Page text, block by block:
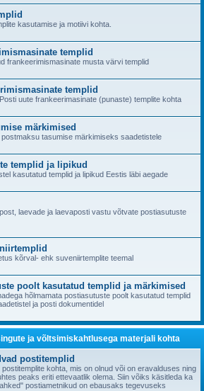
kasutamise ja motiivi kohta.
templid
frankeerimismasinate musta värvi templid
templid
uute frankeerimasinate (punaste) templite kohta
märkimised
tasumise märkimiseks saadetistele
templid ja lipikud
kasutatud templid ja lipikud Eestis läbi aegade
laevade ja laevaposti vastu võtvate postiasutuste
kõrval- ehk suveniirtemplite teemal
poolt kasutatud templid ja märkimised
hõlmamata postiasutuste poolt kasutatud templid
ja posti dokumentidel
ja võltsimiskahtlusega materjali kohta
postitemplid
kohta, mis on olnud või on eravalduses ning
peaks eriti ettevaatlik olema. Siin võiks käsitleda ka
postiametnikud on ebausaks tegevuseks